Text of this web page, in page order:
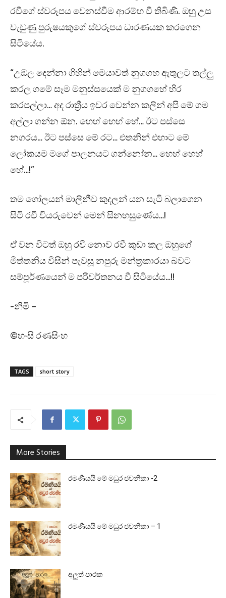
රවීගේ ස්වරූපය වෙනස්වීම ආරම්භ වී තිබිණි. ඔහු උස
වැඩුණු පුරුෂයකුගේ ස්වරූපය ධාරණයක කරගෙන
සිටියේය.
“උඹල දෙන්නා ගිහින් මෙයාවත් නුගගහ ඇතුලට තල්ලු
කරල ගමේ සෑම මනුස්සයෙක් ම නුගගහේ හිර
කරපල්ලා… අද රාත්‍රීය ඉවර වෙන්න කලින් අපි මේ ගම
අල්ලා ගන්න ඕන. හෙහ් හෙහ් හේ… ඊට පස්සෙ
නගරය… ඊට පස්සෙ මේ රට… එතනින් එහාට මේ
ලෝකයම මගේ පාලනයට ගන්නෝන… හෙහ් හෙහ්
හේ…!”
තම ගෝලයන් මාලිනීව කුදලන් යන සැටි බලාගෙන
සිටි රවී වියරුවෙන් මෙන් සිනහසුණේය…!
ඒ වන විටත් ඔහු රවී නොව රවී කුඩා කල ඔහුගේ
මිත්තනිය විසින් පැවසූ නපුරු මන්ත්‍රකාරයා බවට
සම්පූර්ණයෙන් ම පරිවර්තනය වී සිටියේය…!!
-නිමි –
©හංසි රණසිංහ
TAGS short story
More Stories
රමණීයයි මේ මධුර ජවනිකා -2
රමණීයයි මේ මධුර ජවනිකා – 1
අලුත් පාරක